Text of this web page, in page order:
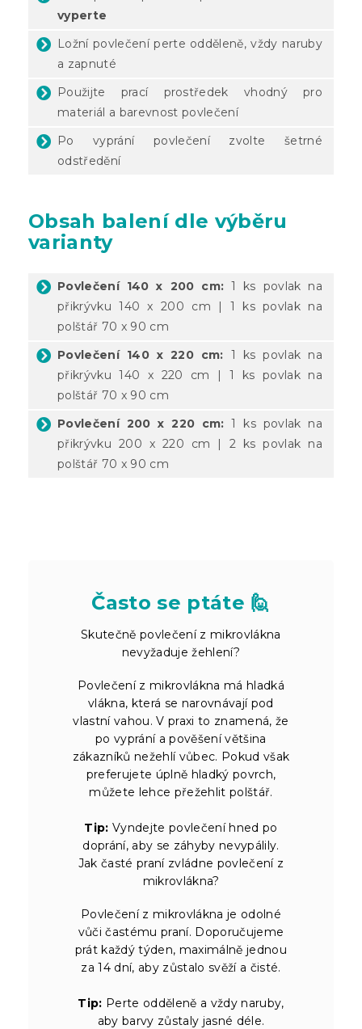
vyperte
Ložní povlečení perte odděleně, vždy naruby
a zapnuté
Použijte prací prostředek vhodný pro
materiál a barevnost povlečení
Po vyprání povlečení zvolte šetrné
odstředění
Obsah balení dle výběru
varianty
Povlečení 140 x 200 cm: 1 ks povlak na
přikrývku 140 x 200 cm | 1 ks povlak na
polštář 70 x 90 cm
Povlečení 140 x 220 cm: 1 ks povlak na
přikrývku 140 x 220 cm | 1 ks povlak na
polštář 70 x 90 cm
Povlečení 200 x 220 cm: 1 ks povlak na
přikrývku 200 x 220 cm | 2 ks povlak na
polštář 70 x 90 cm
Často se ptáte 🙋
Skutečně povlečení z mikrovlákna
nevyžaduje žehlení?
Povlečení z mikrovlákna má hladká
vlákna, která se narovnávají pod
vlastní vahou. V praxi to znamená, že
po vyprání a pověšení většina
zákazníků nežehlí vůbec. Pokud však
preferujete úplně hladký povrch,
můžete lehce přežehlit polštář.
Tip: Vyndejte povlečení hned po
doprání, aby se záhyby nevypálily.
Jak časté praní zvládne povlečení z
mikrovlákna?
Povlečení z mikrovlákna je odolné
vůči častému praní. Doporučujeme
prát každý týden, maximálně jednou
za 14 dní, aby zůstalo svěží a čisté.
Tip: Perte odděleně a vždy naruby,
aby barvy zůstaly jasné déle.